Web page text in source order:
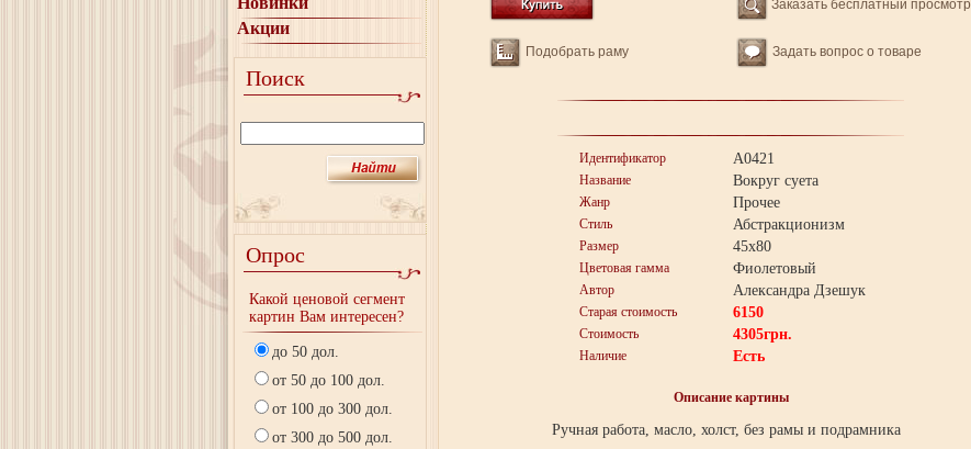
Акции
Поиск
Опрос
Какой ценовой сегмент
картин Вам интересен?
до 50 дол.
от 50 до 100 дол.
от 100 до 300 дол.
от 300 до 500 дол.
Заказать бесплатный просмотр
Подобрать раму Задать вопрос о товаре
Идентификатор A0421
Название Вокруг суета
Жанр Прочее
Стиль Абстракционизм
Размер 45x80
Цветовая гамма Фиолетовый
Автор Александра Дзешук
Старая стоимость 6150
Стоимость 4305грн.
Наличие Есть
Описание картины
Ручная работа, масло, холст, без рамы и подрамника